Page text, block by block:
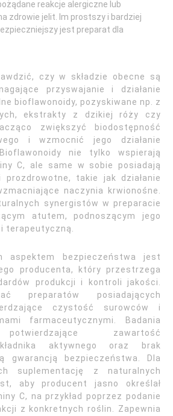
reakcje alergiczne lub
zdrowie jelit. Im prostszy i bardziej
jest preparat dla
czy w składzie obecne są
przyswajanie i działanie
bioflawonoidy, pozyskiwane np. z
ekstrakty z dzikiej róży czy
zwiększyć biodostępność
i wzmocnić jego działanie
nie tylko wspierają
C, ale same w sobie posiadają
prozdrowotne, takie jak działanie
naczynia krwionośne.
synergistów w preparacie
atutem, podnoszącym jego
terapeutyczną.
aspektem bezpieczeństwa jest
producenta, który przestrzega
produkcji i kontroli jakości.
preparatów posiadających
czystość surowców i
farmaceutycznymi. Badania
zawartość
aktywnego oraz brak
gwarancją bezpieczeństwa. Dla
suplementację z naturalnych
aby producent jasno określał
C, na przykład poprzez podanie
z konkretnych roślin. Zapewnia